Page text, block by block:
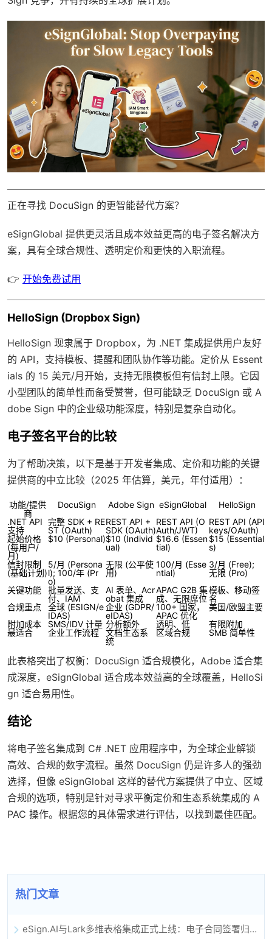
正在寻找 DocuSign 的更智能替代方案？
eSignGlobal 提供更灵活且成本效益更高的电子签名解决方
案，具有全球合规性、透明定价和更快的入职流程。
👉 开始免费试用
HelloSign (Dropbox Sign)
HelloSign 现隶属于 Dropbox，为 .NET 集成提供用户友好
的 API，支持模板、提醒和团队协作等功能。定价从 Essent
ials 的 15 美元/月开始，支持无限模板但有信封上限。它因
小型团队的简单性而备受赞誉，但可能缺乏 DocuSign 或 A
dobe Sign 中的企业级功能深度，特别是复杂自动化。
电子签名平台的比较
为了帮助决策，以下是基于开发者集成、定价和功能的关键
提供商的中立比较（2025 年估算，美元，年付适用）：
功能/提供
商
DocuSign Adobe Sign eSignGlobal
HelloSign
.NET API
支持
完整 SDK + RE
ST (OAuth)
REST API +
SDK (OAuth)
REST API (O
Auth/JWT)
REST API (API
keys/OAuth)
起始价格
(每用户/
月)
$10 (Personal)$10 (Individ
ual)
$16.6 (Essen
tial)
$15 (Essential
s)
信封限制
(基础计划)
5/月 (Persona
l); 100/年 (Pr
o)
无限 (公平使
用)
100/月 (Esse
ntial)
3/月 (Free);
无限 (Pro)
关键功能
批量发送、支
付、IAM
AI 表单、Acr
obat 集成
APAC G2B 集
成、无限席位
模板、移动签
名
合规重点
全球 (ESIGN/e
IDAS)
企业 (GDPR/
eIDAS)
100+ 国家，
APAC 优化
美国/欧盟主要
附加成本
SMS/IDV 计量 分析额外 透明、低
有限附加
最适合
企业工作流程
文档生态系
统
区域合规 SMB 简单性
此表格突出了权衡：DocuSign 适合规模化，Adobe 适合集
成深度，eSignGlobal 适合成本效益高的全球覆盖，HelloSi
gn 适合易用性。
结论
将电子签名集成到 C# .NET 应用程序中，为全球企业解锁
高效、合规的数字流程。虽然 DocuSign 仍是许多人的强劲
选择，但像 eSignGlobal 这样的替代方案提供了中立、区域
合规的选项，特别是针对寻求平衡定价和生态系统集成的 A
PAC 操作。根据您的具体需求进行评估，以找到最佳匹配。
热门文章
eSign.AI与Lark多维表格集成正式上线：电子合同签署归档全程自动化